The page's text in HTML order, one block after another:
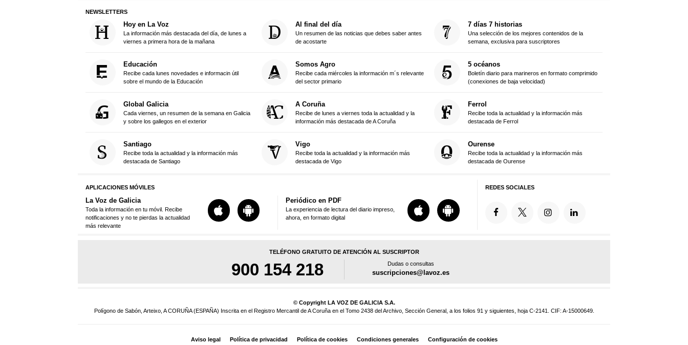
NEWSLETTERS
Hoy en La Voz
La información más destacada del día, de lunes a
viernes a primera hora de la mañana
Al final del día
Un resumen de las noticias que debes saber antes
de acostarte
7 días 7 historias
Una selección de los mejores contenidos de la
semana, exclusiva para suscriptores
Educación
Recibe cada lunes novedades e informacin útil
sobre el mundo de la Educación
Somos Agro
Recibe cada miércoles la información m´s relevante
del sector primario
5 océanos
Boletín diario para marineros en formato comprimido
(conexiones de baja velocidad)
Global Galicia
Cada viernes, un resumen de la semana en Galicia
y sobre los gallegos en el exterior
A Coruña
Recibe de lunes a viernes toda la actualidad y la
información más destacada de A Coruña
Ferrol
Recibe toda la actualidad y la información más
destacada de Ferrol
Santiago
Recibe toda la actualidad y la información más
destacada de Santiago
Vigo
Recibe toda la actualidad y la información más
destacada de Vigo
Ourense
Recibe toda la actualidad y la información más
destacada de Ourense
APLICACIONES MÓVILES
La Voz de Galicia
Toda la información en tu móvil. Recibe
notificaciones y no te pierdas la actualidad
más relevante
Periódico en PDF
La experiencia de lectura del diario impreso,
ahora, en formato digital
REDES SOCIALES
TELÉFONO GRATUITO DE ATENCIÓN AL SUSCRIPTOR
900 154 218 Dudas o consultas
suscripciones@lavoz.es
© Copyright LA VOZ DE GALICIA S.A.
Polígono de Sabón, Arteixo, A CORUÑA (ESPAÑA) Inscrita en el Registro Mercantil de A Coruña en el Tomo 2438 del Archivo, Sección General, a los folios 91 y siguientes, hoja C-2141. CIF: A-15000649.
Aviso legal Política de privacidad Política de cookies Condiciones generales Configuración de cookies